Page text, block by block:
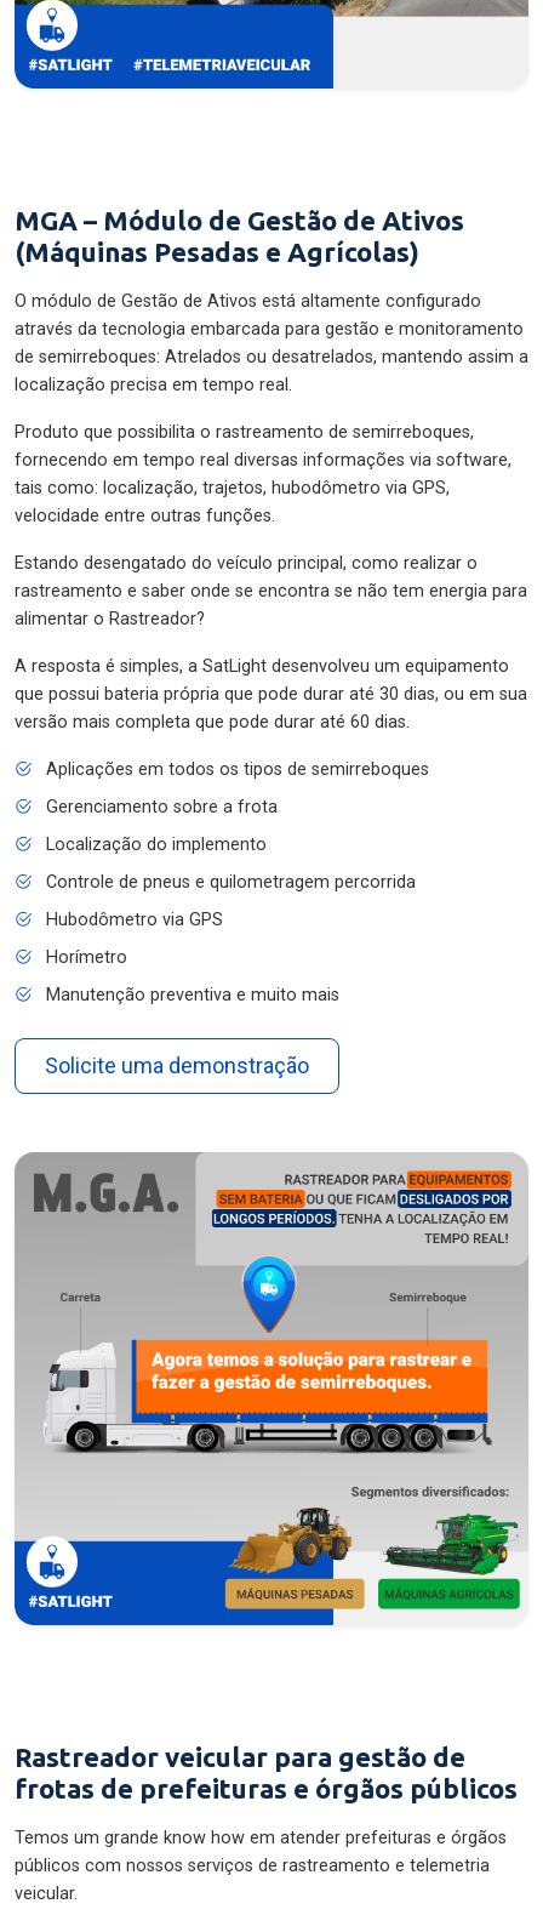
MGA – Módulo de Gestão de Ativos
(Máquinas Pesadas e Agrícolas)
O módulo de Gestão de Ativos está altamente configurado
através da tecnologia embarcada para gestão e monitoramento
de semirreboques: Atrelados ou desatrelados, mantendo assim a
localização precisa em tempo real.
Produto que possibilita o rastreamento de semirreboques,
fornecendo em tempo real diversas informações via software,
tais como: localização, trajetos, hubodômetro via GPS,
velocidade entre outras funções.
Estando desengatado do veículo principal, como realizar o
rastreamento e saber onde se encontra se não tem energia para
alimentar o Rastreador?
A resposta é simples, a SatLight desenvolveu um equipamento
que possui bateria própria que pode durar até 30 dias, ou em sua
versão mais completa que pode durar até 60 dias.
Aplicações em todos os tipos de semirreboques
Gerenciamento sobre a frota
Localização do implemento
Controle de pneus e quilometragem percorrida
Hubodômetro via GPS
Horímetro
Manutenção preventiva e muito mais
Solicite uma demonstração
Rastreador veicular para gestão de
frotas de prefeituras e órgãos públicos
Temos um grande know how em atender prefeituras e órgãos
públicos com nossos serviços de rastreamento e telemetria
veicular.